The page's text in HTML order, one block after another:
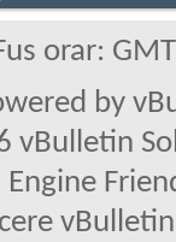
orar:
by
vBulletin
Engine